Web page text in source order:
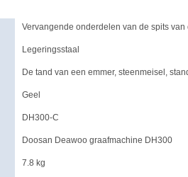
Vervangende onderdelen van de spits
Legeringsstaal
De tand van een emmer, steenmeisel,
Geel
DH300-C
Doosan Deawoo graafmachine DH300
7.8 kg